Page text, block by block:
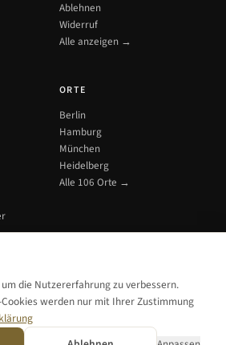
Ablehnen
Widerruf
Alle anzeigen →
ORTE
Berlin
Hamburg
München
Heidelberg
Alle 106 Orte →
Einstellungen
die Nutzererfahrung zu verbessern.
werden nur mit Ihrer Zustimmung